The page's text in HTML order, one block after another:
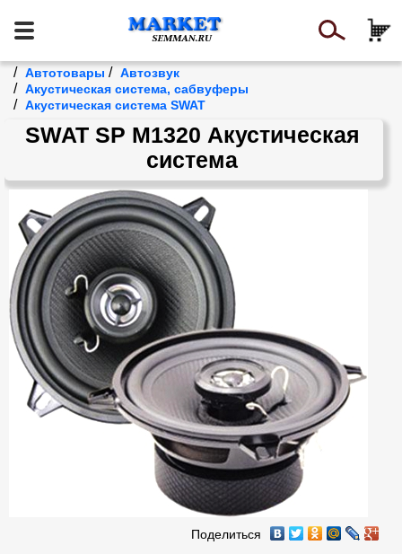
/ Автотовары / Автозвук
/ Акустическая система, сабвуферы
/ Акустическая система SWAT
SWAT SP M1320 Акустическая
система
Поделиться